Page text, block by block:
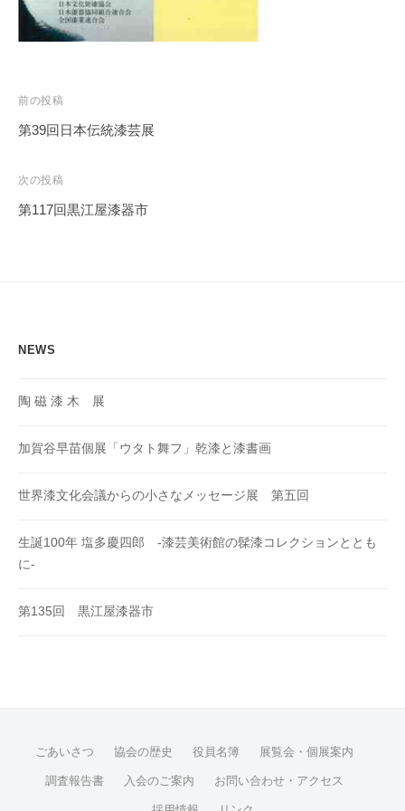
投
稿
ビ
ゲ
前の投稿
第39回日本伝統漆芸展
次の投稿
第117回黒江屋漆器市
NEWS
陶 磁 漆 木 展
加賀谷早苗個展「ウタト舞フ」乾漆と漆書画
世界漆文化会議からの小さなメッセージ展 第五回
生誕100年 塩多慶四郎 -漆芸美術館の髹漆コレクションととも
に-
第135回 黒江屋漆器市
ごあいさつ 協会の歴史 役員名簿 展覧会・個展案内
調査報告書 入会のご案内 お問い合わせ・アクセス